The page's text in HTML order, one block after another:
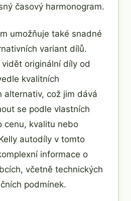
časový harmonogram.
umožňuje také snadné
variant dílů.
originální díly od
kvalitních
alternativ, což jim dává
se podle vlastních
cenu, kvalitu nebo
autodíly v tomto
informace o
včetně technických
podmínek.